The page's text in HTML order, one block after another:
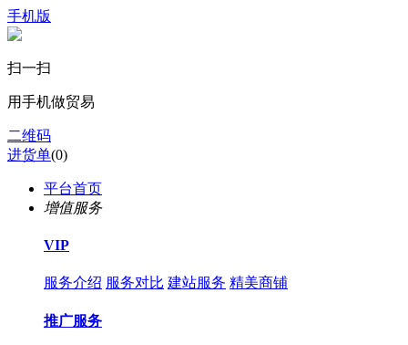
手机版
扫一扫
用手机做贸易
二维码
进货单(0)
平台首页
增值服务
VIP
服务介绍 服务对比 建站服务 精美商铺
推广服务